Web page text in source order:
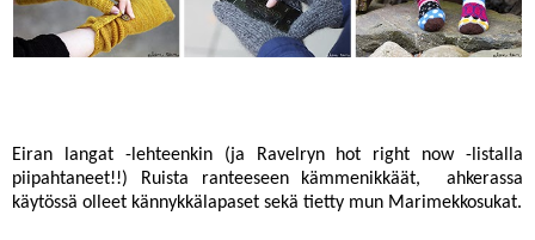
Eiran langat -lehteenkin (ja Ravelryn hot right now -listalla
piipahtaneet!!) Ruista ranteeseen kämmenikkäät, ahkerassa
käytössä olleet kännykkälapaset sekä tietty mun Marimekkosukat.